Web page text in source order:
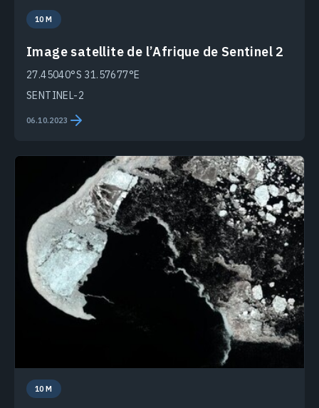
10 M
Image satellite de l’Afrique de Sentinel 2
27.45040°S 31.57677°E
SENTINEL-2
06.10.2023
10 M